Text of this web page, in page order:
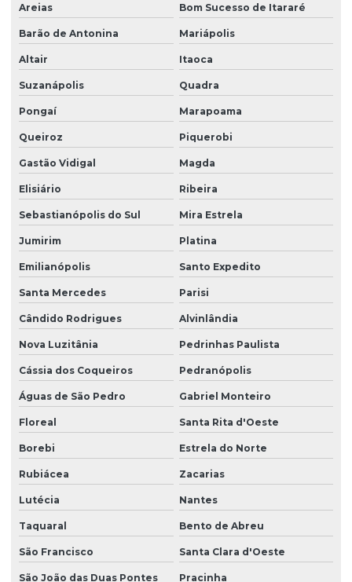
Areias Bom Sucesso de Itararé
Barão de Antonina Mariápolis
Altair Itaoca
Suzanápolis Quadra
Pongaí Marapoama
Queiroz Piquerobi
Gastão Vidigal Magda
Elisiário Ribeira
Sebastianópolis do Sul Mira Estrela
Jumirim Platina
Emilianópolis Santo Expedito
Santa Mercedes Parisi
Cândido Rodrigues Alvinlândia
Nova Luzitânia Pedrinhas Paulista
Cássia dos Coqueiros Pedranópolis
Águas de São Pedro Gabriel Monteiro
Floreal Santa Rita d'Oeste
Borebi Estrela do Norte
Rubiácea Zacarias
Lutécia Nantes
Taquaral Bento de Abreu
São Francisco Santa Clara d'Oeste
São João das Duas Pontes Pracinha